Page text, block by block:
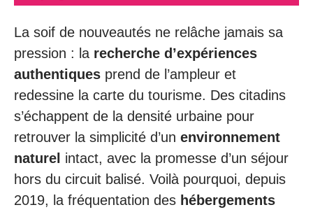
La soif de nouveautés ne relâche jamais sa
pression : la recherche d’expériences
authentiques prend de l’ampleur et
redessine la carte du tourisme. Des citadins
s’échappent de la densité urbaine pour
retrouver la simplicité d’un environnement
naturel intact, avec la promesse d’un séjour
hors du circuit balisé. Voilà pourquoi, depuis
2019, la fréquentation des hébergements